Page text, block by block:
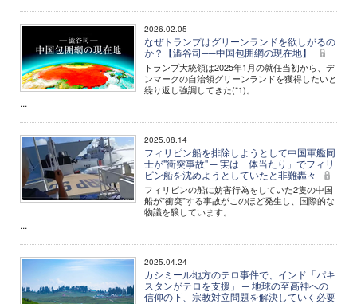
2026.02.05
なぜトランプはグリーンランドを欲しがるの
か？【澁谷司──中国包囲網の現在地】
トランプ大統領は2025年1月の就任当初から、デ
ンマークの自治領グリーンランドを獲得したいと
繰り返し強調してきた(*1)。
...
2025.08.14
フィリピン船を排除しようとして中国軍艦同
士が"衝突事故" ─ 実は「体当たり」でフィリ
ピン船を沈めようとしていたと非難轟々
フィリピンの船に妨害行為をしていた2隻の中国
船が"衝突"する事故がこのほど発生し、国際的な
物議を醸しています。
...
2025.04.24
カシミール地方のテロ事件で、インド「パキ
スタンがテロを支援」 ─ 地球の至高神への
信仰の下、宗教対立問題を解決していく必要